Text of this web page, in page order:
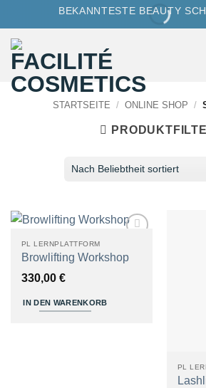
Inhalt
springen
BEKANNTESTE BEAUTY
STARTSEITE / ONLINE SHOP /
Merkzettel
hinzufügen
PL LERNPLATTFORM
Browlifting Workshop
330,00 €
IN DEN WARENKORB
PL